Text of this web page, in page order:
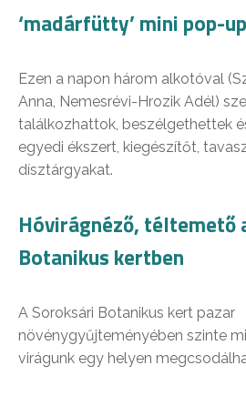
‘madárfütty’ mini pop-
Ezen a napon három alkotóval
Anna, Nemesrévi-Hrozik Adél)
találkozhattok, beszélgethettek
egyedi ékszert, kiegészítőt,
dísztárgyakat.
Hóvirágnéző, téltemető
Botanikus kertben
A Soroksári Botanikus kert pazar
növénygyűjteményében szinte
virágunk egy helyen